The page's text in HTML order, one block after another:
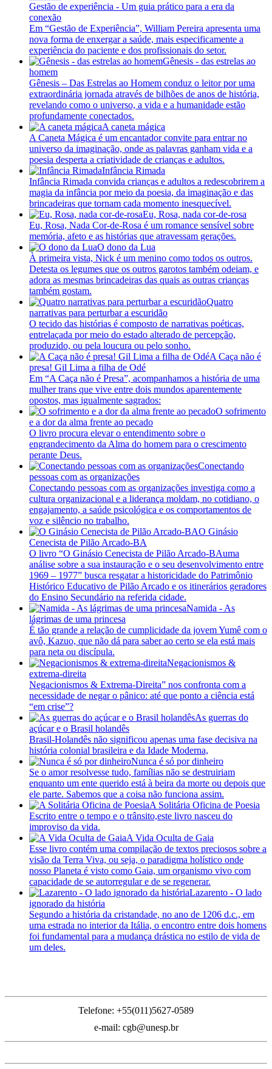
Gestão de experiência - Um guia prático para a era da
conexão
Em “Gestão de Experiência”, William Pereira apresenta uma
nova forma de enxergar a saúde, mais especificamente a
experiência do paciente e dos profissionais do setor.
Gênesis - das estrelas ao
homem
Gênesis – Das Estrelas ao Homem conduz o leitor por uma
extraordinária jornada através de bilhões de anos de história,
revelando como o universo, a vida e a humanidade estão
profundamente conectados.
A caneta mágica
A Caneta Mágica é um encantador convite para entrar no
universo da imaginação, onde as palavras ganham vida e a
poesia desperta a criatividade de crianças e adultos.
Infância Rimada
Infância Rimada convida crianças e adultos a redescobrirem a
magia da infância por meio da poesia, da imaginação e das
brincadeiras que tornam cada momento inesquecível.
Eu, Rosa, nada cor-de-rosa
Eu, Rosa, Nada Cor-de-Rosa é um romance sensível sobre
memória, afeto e as histórias que atravessam gerações.
O dono da Lua
À primeira vista, Nick é um menino como todos os outros.
Detesta os legumes que os outros garotos também odeiam, e
adora as mesmas brincadeiras das quais as outras crianças
também gostam.
Quatro
narrativas para perturbar a escuridão
O tecido das histórias é composto de narrativas poéticas,
entrelaçada por meio do estado alterado de percepção,
produzido, ou pela loucura ou pelo sonho.
A Caça não é
presa! Gil Lima a filha de Odé
Em “A Caça não é Presa”, acompanhamos a história de uma
mulher trans que vive entre dois mundos aparentemente
opostos, mas igualmente sagrados:
O sofrimento
e a dor da alma frente ao pecado
O livro procura elevar o entendimento sobre o
engrandecimento da Alma do homem para o crescimento
perante Deus.
Conectando
pessoas com as organizações
Conectando pessoas com as organizações investiga como a
cultura organizacional e a liderança moldam, no cotidiano, o
engajamento, a saúde psicológica e os comportamentos de
voz e silêncio no trabalho.
O Ginásio
Cenecista de Pilão Arcado-BA
O livro “O Ginásio Cenecista de Pilão Arcado-BAuma
análise sobre a sua instauração e o seu desenvolvimento entre
1969 – 1977” busca resgatar a historicidade do Patrimônio
Histórico Educativo de Pilão Arcado e os itinerários geradores
do Ensino Secundário na referida cidade.
Namida - As
lágrimas de uma princesa
É tão grande a relação de cumplicidade da jovem Yumê com o
avô, Kazuo, que não dá para saber ao certo se ela está mais
para neta ou discípula.
Negacionismos &
extrema-direita
Negacionismos & Extrema-Direita” nos confronta com a
necessidade de negar o pânico: até que ponto a ciência está
“em crise”?
As guerras do
açúcar e o Brasil holandês
Brasil-Holandês não significou apenas uma fase decisiva na
história colonial brasileira e da Idade Moderna,
Nunca é só por dinheiro
Se o amor resolvesse tudo, famílias não se destruiriam
enquanto um ente querido está à beira da morte ou depois que
ele parte. Sabemos que a coisa não funciona assim.
A Solitária Oficina de Poesia
Escrito entre o tempo e o trânsito,este livro nasceu do
improviso da vida.
A Vida Oculta de Gaia
Esse livro contém uma compilação de textos preciosos sobre a
visão da Terra Viva, ou seja, o paradigma holístico onde
nosso Planeta é visto como Gaia, um organismo vivo com
capacidade de se autorregular e de se regenerar.
Lazarento - O lado
ignorado da história
Segundo a história da cristandade, no ano de 1206 d.c., em
uma estrada no interior da Itália, o encontro entre dois homens
foi fundamental para a mudança drástica no estilo de vida de
um deles.
Telefone: +55(011)5627-0589
e-mail: cgb@unesp.br